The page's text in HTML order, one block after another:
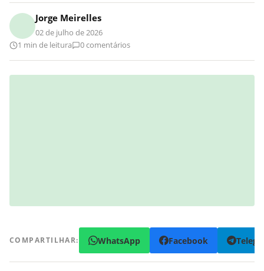
Jorge Meirelles
02 de julho de 2026
1 min de leitura
0 comentários
COMPARTILHAR: WhatsApp Facebook